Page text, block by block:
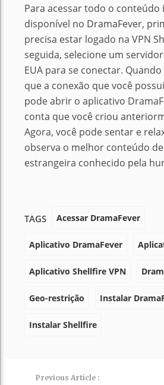
Para acessar todo o conteúdo
disponível no DramaFever,
precisa estar logado na VPN
seguida, selecione um
EUA para se conectar.
que a conexão que você
pode abrir o aplicativo
conta que você criou
Agora, você pode sentar e
observa o melhor conteúdo
estrangeira conhecido pela
TAGS Acessar DramaFever
Aplicativo DramaFever
Aplicativo Shellfire VPN
Geo-restrição Instalar
Instalar Shellfire
Previous Article :